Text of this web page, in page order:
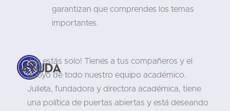
garantizan que comprendes los temas
importantes.
Ayuda
¡No estás solo! Tienes a tus compañeros y el
apoyo de todo nuestro equipo académico.
Julieta, fundadora y directora académica, tiene
una política de puertas abiertas y está deseando